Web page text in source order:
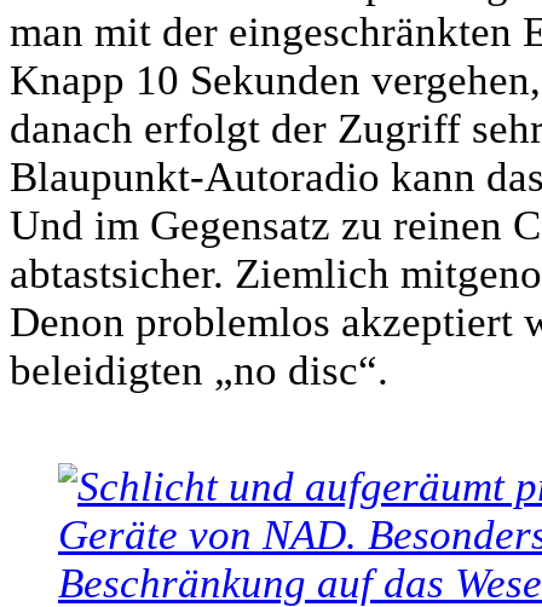
man mit der eingeschränkten
Knapp 10 Sekunden
danach erfolgt der Zugriff
Blaupunkt-Autoradio kann
Und im Gegensatz zu reinen
abtastsicher. Ziemlich
Denon problemlos akzeptiert
beleidigten „no disc“.